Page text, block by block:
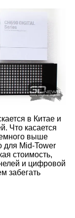
в Китае и
Что касается
выше
для Mid-Tower
стоимость,
и цифровой
забегать